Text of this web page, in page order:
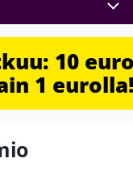
10
1 eurolla!